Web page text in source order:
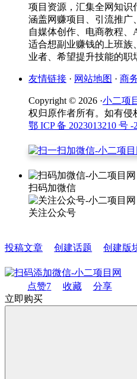
项目资源，汇集全网知识
涵盖网赚项目、引流推广
自媒体创作、电商教程、
适合想副业赚钱的上班族
业者、希望提升技能的职
友情链接 · 网站地图 · 商
Copyright © 2026 ·小二项
权归原作者所有。如有侵
鄂 ICP 备 2023013210 号 -2
扫码加微信
关注公众号
投稿文章 创建话题 创建版
点赞7 收藏
分享
立即购买